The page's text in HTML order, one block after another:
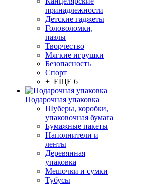
принадлежности
Детские гаджеты
Головоломки,
пазлы
Творчество
Мягкие игрушки
Безопасность
Спорт
+ ЕЩЕ 6
Подарочная упаковка
Шуберы, коробки,
упаковочная бумага
Бумажные пакеты
Наполнители и
ленты
Деревянная
упаковка
Мешочки и сумки
Тубусы